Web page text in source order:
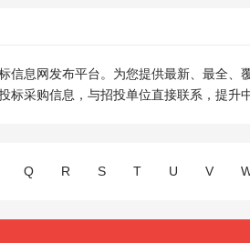
息网发布平台。为您提供最新、最全、
采购信息，与招投单位直接联系，提升中
Q R S T U V